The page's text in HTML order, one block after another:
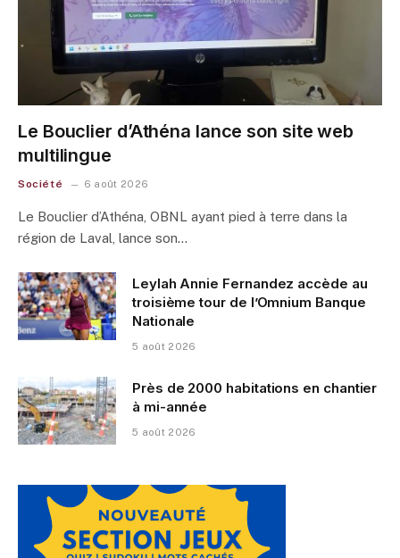
Le Bouclier d’Athéna lance son site web
multilingue
Société 6 août 2026
Le Bouclier d’Athéna, OBNL ayant pied à terre dans la
région de Laval, lance son…
Leylah Annie Fernandez accède au
troisième tour de l’Omnium Banque
Nationale
5 août 2026
Près de 2000 habitations en chantier
à mi-année
5 août 2026